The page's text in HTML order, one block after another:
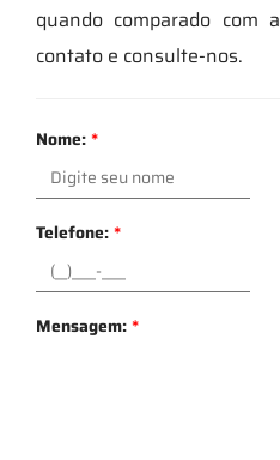
quando comparado com
contato e consulte-nos.
Nome:*
Telefone:*
Mensagem:*